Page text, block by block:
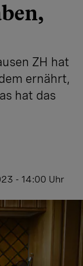
ZH hat
ernährt,
hat das
- 14:00 Uhr